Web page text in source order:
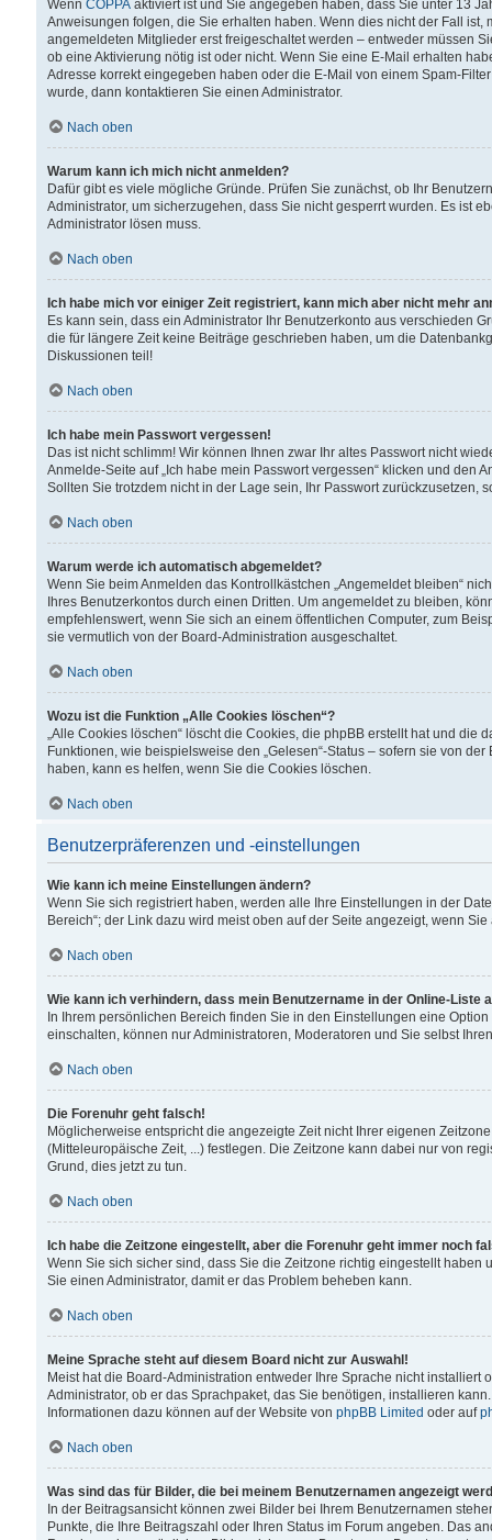
Wenn COPPA aktiviert ist und Sie angegeben haben, dass Sie unter 13
Anweisungen folgen, die Sie erhalten haben. Wenn dies nicht der Fall
angemeldeten Mitglieder erst freigeschaltet werden – entweder müssen
ob eine Aktivierung nötig ist oder nicht. Wenn Sie eine E-Mail erhalten
Adresse korrekt eingegeben haben oder die E-Mail von einem Spam-
wurde, dann kontaktieren Sie einen Administrator.
Nach oben
Warum kann ich mich nicht anmelden?
Dafür gibt es viele mögliche Gründe. Prüfen Sie zunächst, ob Ihr
Administrator, um sicherzugehen, dass Sie nicht gesperrt wurden. Es ist
Administrator lösen muss.
Nach oben
Ich habe mich vor einiger Zeit registriert, kann mich aber nicht mehr
Es kann sein, dass ein Administrator Ihr Benutzerkonto aus verschieden
die für längere Zeit keine Beiträge geschrieben haben, um die
Diskussionen teil!
Nach oben
Ich habe mein Passwort vergessen!
Das ist nicht schlimm! Wir können Ihnen zwar Ihr altes Passwort nicht
Anmelde-Seite auf „Ich habe mein Passwort vergessen“ klicken und
Sollten Sie trotzdem nicht in der Lage sein, Ihr Passwort zurückzusetzen,
Nach oben
Warum werde ich automatisch abgemeldet?
Wenn Sie beim Anmelden das Kontrollkästchen „Angemeldet bleiben“
Ihres Benutzerkontos durch einen Dritten. Um angemeldet zu bleiben,
empfehlenswert, wenn Sie sich an einem öffentlichen Computer, zum
sie vermutlich von der Board-Administration ausgeschaltet.
Nach oben
Wozu ist die Funktion „Alle Cookies löschen“?
„Alle Cookies löschen“ löscht die Cookies, die phpBB erstellt hat und
Funktionen, wie beispielsweise den „Gelesen“-Status – sofern sie von
haben, kann es helfen, wenn Sie die Cookies löschen.
Nach oben
Benutzerpräferenzen und -einstellungen
Wie kann ich meine Einstellungen ändern?
Wenn Sie sich registriert haben, werden alle Ihre Einstellungen in der
Bereich“; der Link dazu wird meist oben auf der Seite angezeigt, wenn
Nach oben
Wie kann ich verhindern, dass mein Benutzername in der Online-Liste
In Ihrem persönlichen Bereich finden Sie in den Einstellungen eine
einschalten, können nur Administratoren, Moderatoren und Sie selbst
Nach oben
Die Forenuhr geht falsch!
Möglicherweise entspricht die angezeigte Zeit nicht Ihrer eigenen
(Mitteleuropäische Zeit, ...) festlegen. Die Zeitzone kann dabei nur von
Grund, dies jetzt zu tun.
Nach oben
Ich habe die Zeitzone eingestellt, aber die Forenuhr geht immer noch
Wenn Sie sich sicher sind, dass Sie die Zeitzone richtig eingestellt
Sie einen Administrator, damit er das Problem beheben kann.
Nach oben
Meine Sprache steht auf diesem Board nicht zur Auswahl!
Meist hat die Board-Administration entweder Ihre Sprache nicht
Administrator, ob er das Sprachpaket, das Sie benötigen, installieren
Informationen dazu können auf der Website von phpBB Limited oder auf
Nach oben
Was sind das für Bilder, die bei meinem Benutzernamen angezeigt
In der Beitragsansicht können zwei Bilder bei Ihrem Benutzernamen
Punkte, die Ihre Beitragszahl oder Ihren Status im Forum angeben. Das